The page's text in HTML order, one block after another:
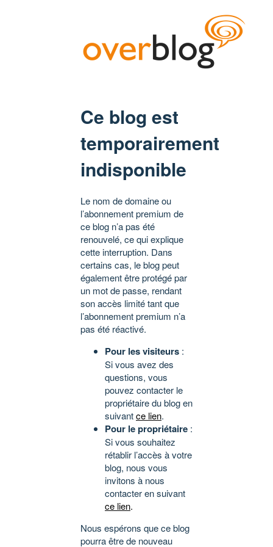
Ce blog est
temporairement
indisponible
Le nom de domaine ou
l’abonnement premium de
ce blog n’a pas été
renouvelé, ce qui explique
cette interruption. Dans
certains cas, le blog peut
également être protégé par
un mot de passe, rendant
son accès limité tant que
l’abonnement premium n’a
pas été réactivé.
Pour les visiteurs :
Si vous avez des
questions, vous
pouvez contacter le
propriétaire du blog en
suivantce lien.
Pour le propriétaire :
Si vous souhaitez
rétablir l’accès à votre
blog, nous vous
invitons à nous
contacter en suivant
ce lien.
Nous espérons que ce blog
pourra être de nouveau